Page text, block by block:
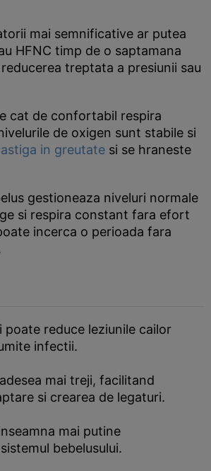
mai semnificative ar putea
HFNC timp de o saptamana
treptata a presiunii sau
cat de confortabil respira
de oxigen sunt stabile si
in greutate si se hraneste
gestioneaza niveluri normale
si respira constant fara efort
incerca o perioada fara
poate reduce leziunile cailor
infectii.
mai treji, facilitand
si crearea de legaturi.
mai putine
bebelusului.